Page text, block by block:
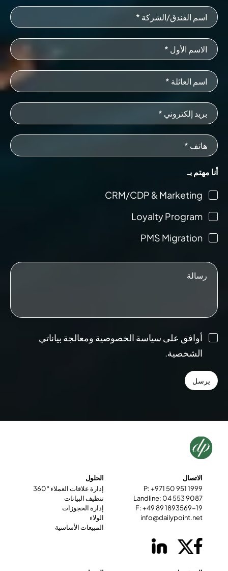
أنا مهتم بـ
CRM/CDP & Marketing
Loyalty Program
PMS Migration
أوافق على سياسة الخصوصية ومعالجة بياناتي
الشخصية.
الاتصال
P: +971 50 951 1999
Landline: 04 553 9087
F: +49 89 1893569-19
info@dailypoint.net
الحلول
إدارة علاقات العملاء °360
تنظيف البيانات
إدارة الحجوزات
الولاء
المبيعات الأساسية